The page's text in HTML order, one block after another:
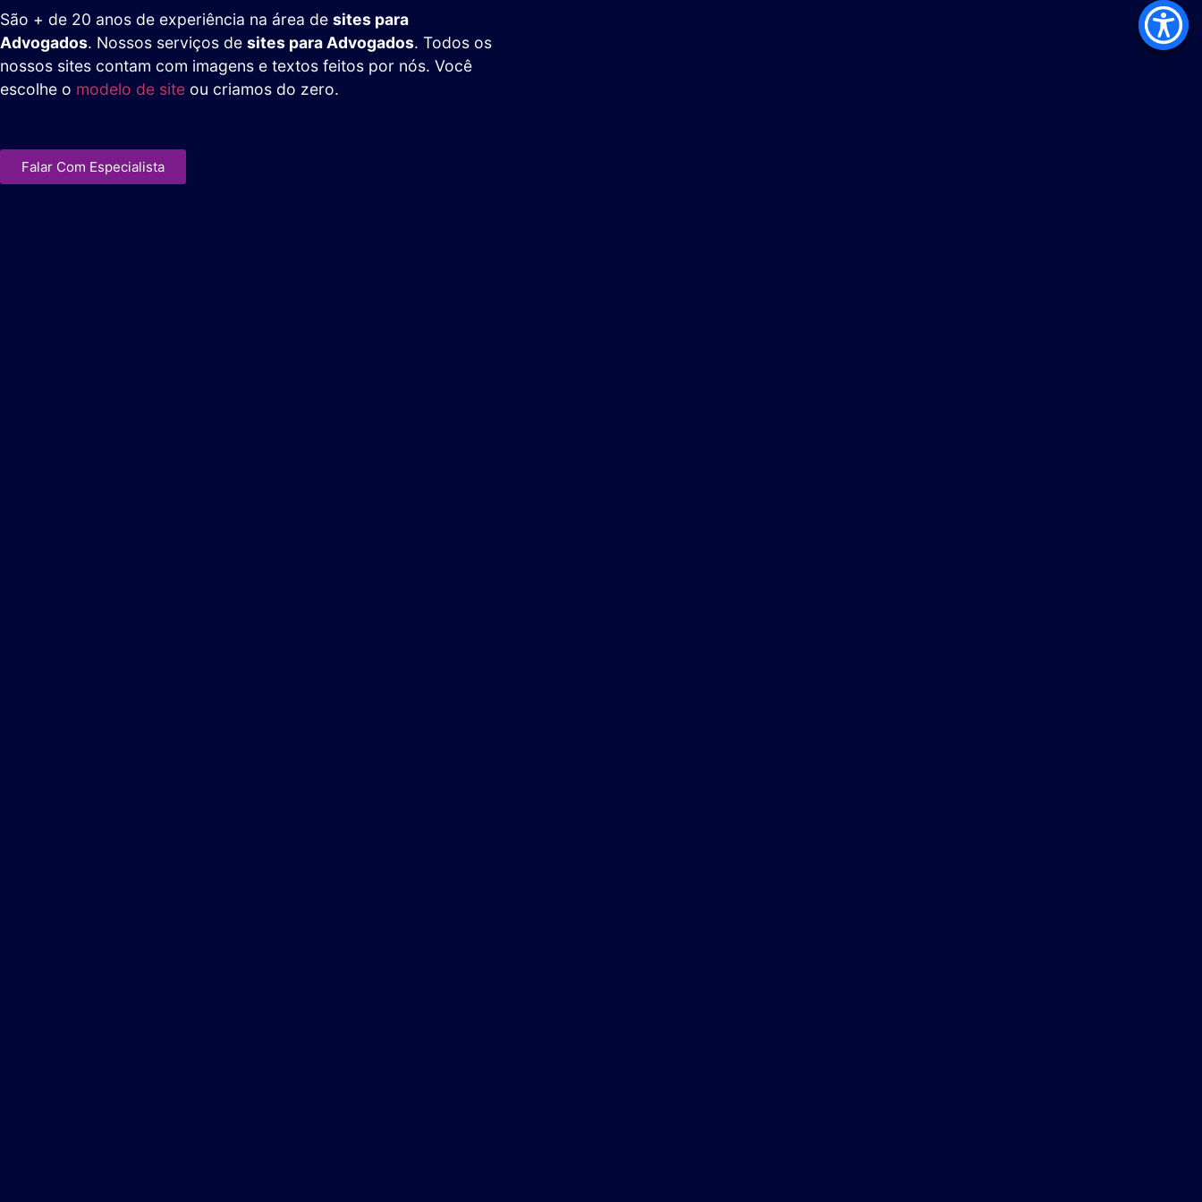
São + de 20 anos de experiência na área de sites para
Advogados. Nossos serviços de sites para Advogados. Todos os
nossos sites contam com imagens e textos feitos por nós. Você
escolhe o modelo de site ou criamos do zero.
Falar Com Especialista